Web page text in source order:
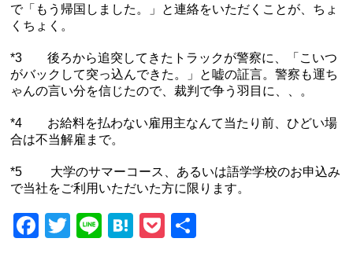
で「もう帰国しました。」と連絡をいただくことが、ちょ
くちょく。
*3 後ろから追突してきたトラックが警察に、「こいつ
がバックして突っ込んできた。」と嘘の証言。警察も運ち
ゃんの言い分を信じたので、裁判で争う羽目に、、。
*4 お給料を払わない雇用主なんて当たり前、ひどい場
合は不当解雇まで。
*5 大学のサマーコース、あるいは語学学校のお申込み
で当社をご利用いただいた方に限ります。
Facebook
Twitter
LineHatenaPocket